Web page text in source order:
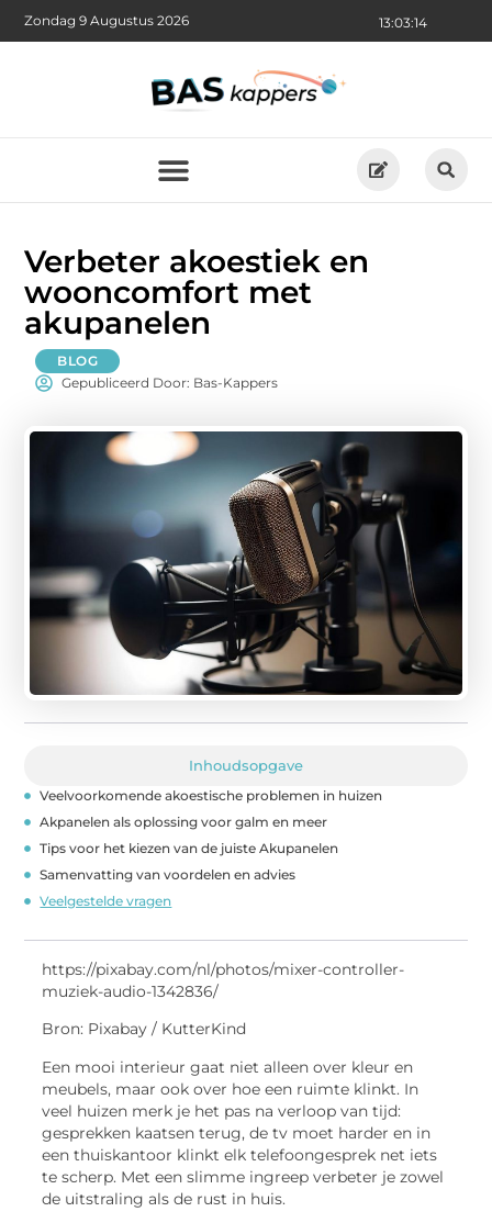
13:03:16
Zondag 9 Augustus 2026
Verbeter akoestiek en
wooncomfort met
akupanelen
BLOG
Gepubliceerd Door: Bas-Kappers
Inhoudsopgave
Veelvoorkomende akoestische problemen in huizen
Akpanelen als oplossing voor galm en meer
Tips voor het kiezen van de juiste Akupanelen
Samenvatting van voordelen en advies
Veelgestelde vragen
https://pixabay.com/nl/photos/mixer-controller-
muziek-audio-1342836/
Bron: Pixabay / KutterKind
Een mooi interieur gaat niet alleen over kleur en
meubels, maar ook over hoe een ruimte klinkt. In
veel huizen merk je het pas na verloop van tijd:
gesprekken kaatsen terug, de tv moet harder en in
een thuiskantoor klinkt elk telefoongesprek net iets
te scherp. Met een slimme ingreep verbeter je zowel
de uitstraling als de rust in huis.